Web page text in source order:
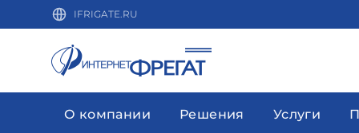
IFRIGATE.RU
О компании Решения Услуги